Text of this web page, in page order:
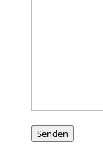
Senden